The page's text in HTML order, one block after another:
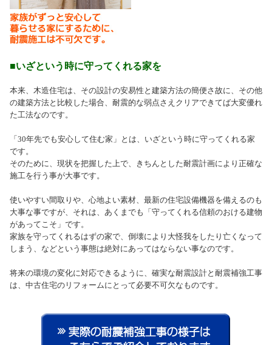
■いざという時に守ってくれる家を
本来、木造住宅は、その設計の安易性と建築方法の簡便さ故に、その他
の建築方法と比較した場合、耐震的な弱点さえクリアできてば大変優れ
た工法なのです。
「30年先でも安心して住む家」とは、いざという時に守ってくれる家
です。
そのために、現状を把握した上で、きちんとした耐震計画により正確な
施工を行う事が大事です。
使いやすい間取りや、心地よい素材、最新の住宅設備機器を備えるのも
大事な事ですが、それは、あくまでも「守ってくれる信頼のおける建物
があってこそ」です。
家族を守ってくれるはずの家で、倒壊により大怪我をしたり亡くなって
しまう、などという事態は絶対にあってはならない事なのです。
将来の環境の変化に対応できるように、確実な耐震設計と耐震補強工事
は、中古住宅のリフォームにとって必要不可欠なものです。